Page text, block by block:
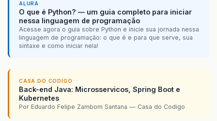
ALURA
O que é Python? — um guia completo para iniciar
nessa linguagem de programação
Acesse agora o guia sobre Python e inicie sua jornada nessa
linguagem de programação: o que é e para que serve, sua
sintaxe e como iniciar nela!
CASA DO CODIGO
Back-end Java: Microsservicos, Spring Boot e
Kubernetes
Por Eduardo Felipe Zambom Santana — Casa do Codigo